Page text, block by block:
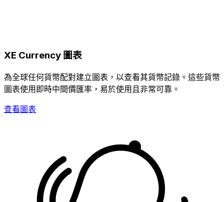
XE Currency 圖表
為全球任何貨幣配對建立圖表，以查看其貨幣記錄。這些貨幣
圖表使用即時中間價匯率，易於使用且非常可靠。
查看圖表